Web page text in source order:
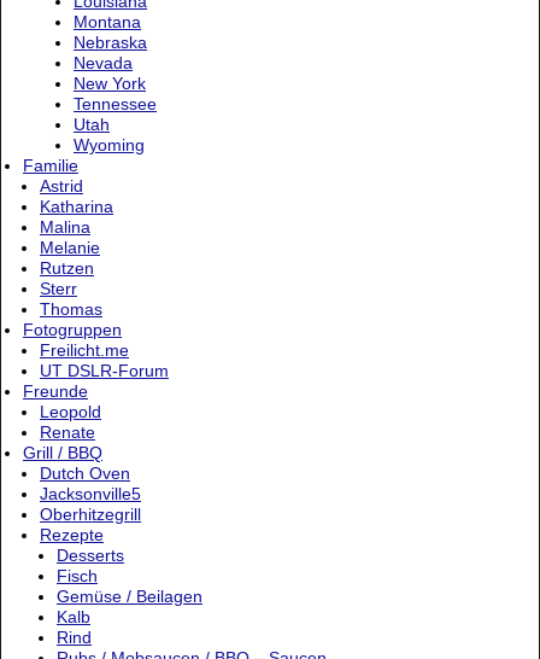
Montana
Nebraska
Nevada
New York
Tennessee
Utah
Wyoming
Familie
Astrid
Katharina
Malina
Melanie
Rutzen
Sterr
Thomas
Fotogruppen
Freilicht.me
UT DSLR-Forum
Freunde
Leopold
Renate
Grill / BBQ
Dutch Oven
Jacksonville5
Oberhitzegrill
Rezepte
Desserts
Fisch
Gemüse / Beilagen
Kalb
Rind